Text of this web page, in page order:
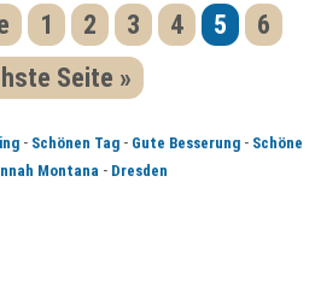
1 2 3 4 5
6
Seite »
- Schönen Tag - Gute Besserung - Schöne
Montana - Dresden